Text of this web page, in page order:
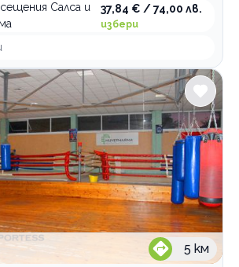
Салса и
37,84 € / 74,00 лв.
избери
СПОРТЕС
5 км